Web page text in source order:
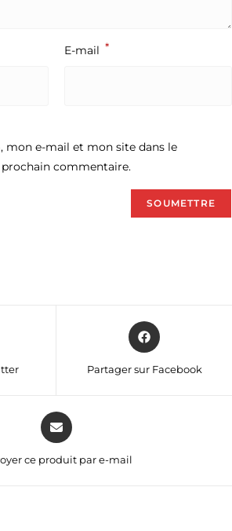
E-mail *
mon e-mail et mon site dans le
commentaire.
Partager sur Facebook
ce produit par e-mail